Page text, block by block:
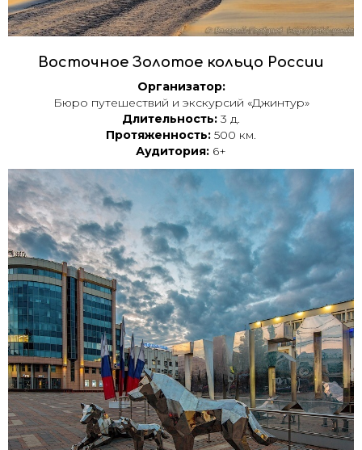
Восточное Золотое кольцо России
Организатор:
Бюро путешествий и экскурсий «Джинтур»
Длительность: 3 д.
Протяженность: 500 км.
Аудитория: 6+